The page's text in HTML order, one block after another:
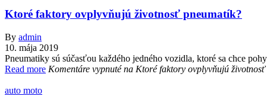
Ktoré faktory ovplyvňujú životnosť pneumatík?
By admin
10. mája 2019
Pneumatiky sú súčasťou každého jedného vozidla, ktoré sa chce
Read more Komentáre vypnuténa Ktoré faktory ovplyvňujú životnosť
auto moto